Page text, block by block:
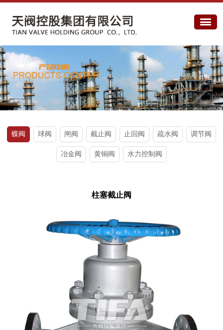
蝶阀 球阀 闸阀 截止阀 止回阀 疏水阀 调节阀
冶金阀 黄铜阀 水力控制阀
柱塞截止阀